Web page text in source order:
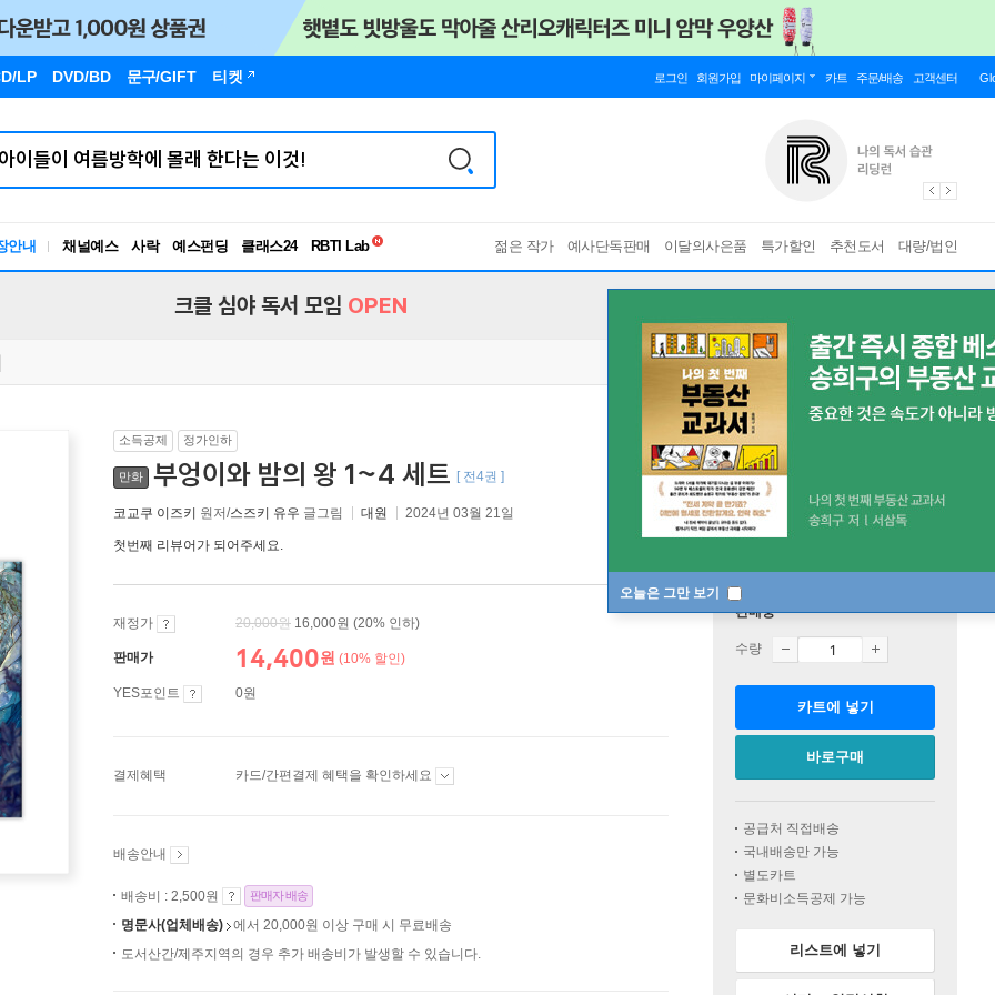
LP DVD/BD 문구/GIFT 티켓 로그인 회원가입 마이페이지 카트 주문/배송 고객센터
안내 채널예스 사락 예스펀딩 클래스24
독서유형검사
젊은 작가 예사단독판매 이달의사은품 특가할인 추천도서 대량/법인
오늘은 그만 보기
크클 심야 독서 모임 OPEN
소득공제 정가인하
만화 부엉이와 밤의 왕 1~4 세트 [ 전4권 ]
코교쿠 이즈키 원저/스즈키 유우 글그림 대원 2024년 03월 21일
첫번째 리뷰어가 되어주세요.
재정가 20,000원 16,000원 (20% 인하)
판매가 14,400원 (10% 할인)
YES포인트 0원
결제혜택 카드/간편결제 혜택을 확인하세요
배송안내
배송비 : 2,500원 판매자 배송
명문사(업체배송)
에서 20,000원 이상 구매 시 무료배송
도서산간/제주지역의 경우 추가 배송비가 발생할 수 있습니다.
판매중
수량
카트에 넣기
바로구매
공급처 직접배송
국내배송만 가능
별도카트
문화비소득공제 가능
리스트에 넣기